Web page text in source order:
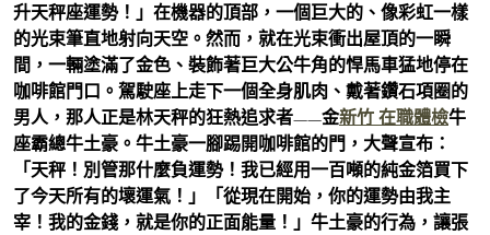
升天秤座運勢！」在機器的頂部，一個巨大的、像彩虹一樣
的光束筆直地射向天空。然而，就在光束衝出屋頂的一瞬
間，一輛塗滿了金色、裝飾著巨大公牛角的悍馬車猛地停在
咖啡館門口。駕駛座上走下一個全身肌肉、戴著鑽石項圈的
男人，那人正是林天秤的狂熱追求者——金新竹 在職體檢牛
座霸總牛土豪。牛土豪一腳踢開咖啡館的門，大聲宣布：
「天秤！別管那什麼負運勢！我已經用一百噸的純金箔買下
了今天所有的壞運氣！」「從現在開始，你的運勢由我主
宰！我的金錢，就是你的正面能量！」牛土豪的行為，讓張